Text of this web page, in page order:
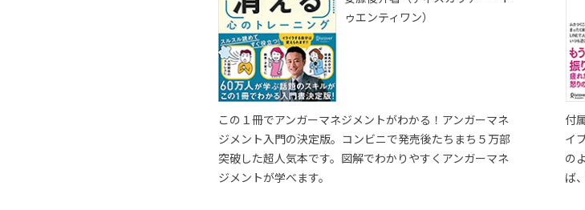
ゥエンティワン）
この１冊でアンガーマネジメントがわかる！アンガーマネ
ジメント入門の決定版。コンビニで発売後たちまち５万部
突破した超人気本です。図解でわかりやすくアンガーマネ
ジメントが学べます。
付
イ
の
ば